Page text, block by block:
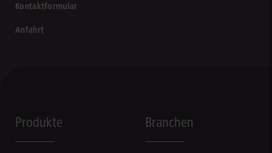
Kontaktformular
Anfahrt
Produkte Branchen